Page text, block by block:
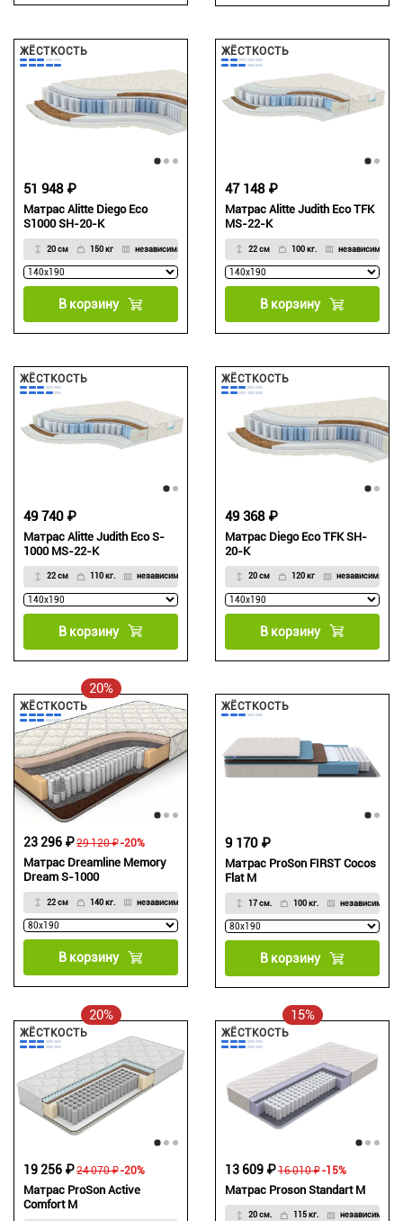
ЖЁСТКОСТЬ
Матрас Alitte Diego Eco
S1000 SH-20-K
20 см 150 кг независимый, 7-зональный блок
51 948 ₽
В корзину
ЖЁСТКОСТЬ
Матрас Alitte Judith Eco TFK
MS-22-K
22 см 100 кг. независимый,
47 148 ₽
В корзину
ЖЁСТКОСТЬ
Матрас Alitte Judith Eco S-
1000 MS-22-K
22 см 110 кг. независимый, 7-зональный
49 740 ₽
В корзину
ЖЁСТКОСТЬ
Матрас Diego Eco TFK SH-
20-K
20 см 120 кг независимый, 5-
49 368 ₽
В корзину
20%
ЖЁСТКОСТЬ
Матрас Dreamline Memory
Dream S-1000
22 см 140 кг. независимый
29 120 ₽
23 296 ₽ -20%
В корзину
ЖЁСТКОСТЬ
Матрас ProSon FIRST Cocos
Flat M
17 см. 100 кг. независимый
9 170 ₽
В корзину
20%
ЖЁСТКОСТЬ
Матрас ProSon Active
Comfort M
24 070 ₽
19 256 ₽ -20%
15%
ЖЁСТКОСТЬ
Матрас Proson Standart M
20 см. 115 кг. независимый
16 010 ₽
13 609 ₽ -15%